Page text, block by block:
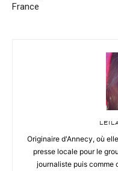
France
Originaire d'Annecy, où
presse locale pour le
journaliste puis comme